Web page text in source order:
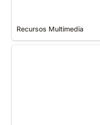
Recursos Multimedia